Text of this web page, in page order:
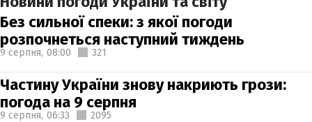
Без сильної спеки: з якої погоди
розпочнеться наступний тиждень
9 серпня, 08:00 321
Частину України знову накриють грози:
погода на 9 серпня
9 серпня, 06:33 2095